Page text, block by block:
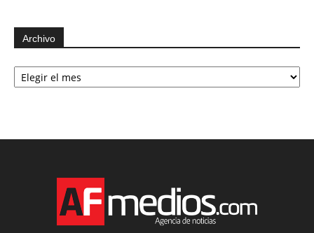
Archivo
Archivo